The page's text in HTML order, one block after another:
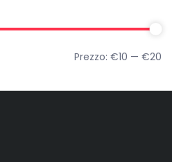
Prezzo: €10 — €20